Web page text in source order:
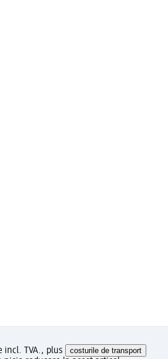
incl. TVA., plus costurile de transport